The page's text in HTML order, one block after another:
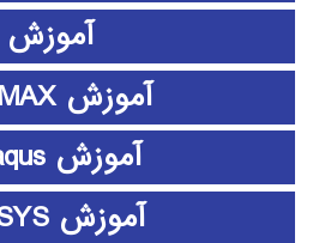
آموزش
آموزش 3D MAX
آموزش abaqus
آموزش ANSYS